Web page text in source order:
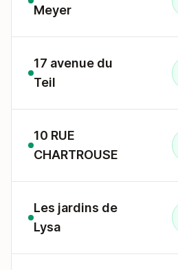
Meyer
17 avenue du
Teil
10 RUE
CHARTROUSE
Les jardins de
Lysa